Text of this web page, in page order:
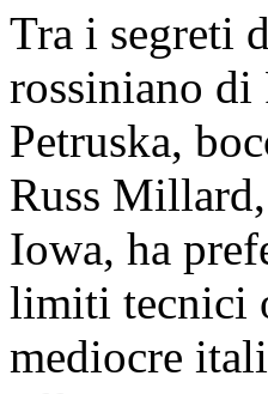
Tra i segreti
rossiniano di
Petruska,
Russ
Iowa, ha
limiti tecnici
mediocre